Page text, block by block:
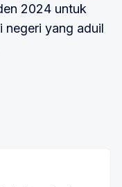
2024 untuk
negeri yang aduil